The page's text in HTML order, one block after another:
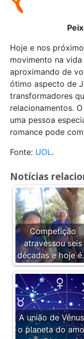
Hoje e nos
movimento na
aproximando de
ótimo aspecto de
transformadores
relacionamentos.
uma pessoa
romance pode
Fonte: UOL.
Notícias
Competição
atravessou seis
décadas e hoje
A união de
o planeta do